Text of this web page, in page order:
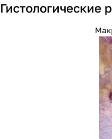
Гистологические